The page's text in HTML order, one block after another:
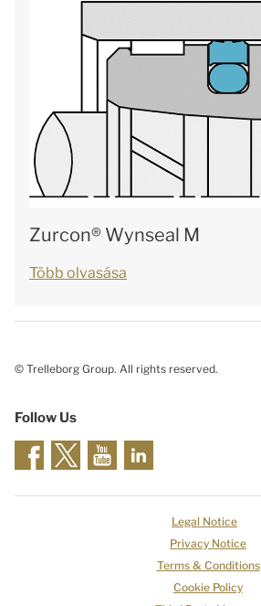
Zurcon® Wynseal M
Több olvasása
© Trelleborg Group. All rights reserved.
Follow Us
Legal Notice
Privacy Notice
Terms & Conditions
Cookie Policy